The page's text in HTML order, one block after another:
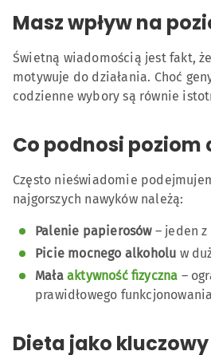
Masz wpływ na
Świetną wiadomością jest fakt,
motywuje do działania. Choć
codzienne wybory są równie
Co podnosi
Często nieświadomie
najgorszych nawyków należą:
Palenie papierosów– jeden z
Picie mocnego alkoholu w
Mała aktywność fizyczna –
prawidłowego funkcjonowania
Dieta jako